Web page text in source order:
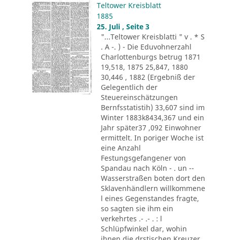
Teltower Kreisblatt
1885
25. Juli , Seite 3
"...Teltower Kreisblatti " v . * S
. A -. ) - Die Eduvohnerzahl
Charlottenburgs betrug 1871
19,518, 1875 25,847, 1880
30,446 , 1882 (Ergebniß der
Gelegentlich der
Steuereinschätzungen
Bernfsstatistih) 33,607 sind im
Winter 1883k8434,367 und ein
Jahr später37 ,092 Einwohner
ermittelt. In poriger Woche ist
eine Anzahl
Festungsgefangener von
Spandau nach Köln - . un --
Wasserstraßen boten dort den
Sklavenhändlern willkommene
l eines Gegenstandes fragte,
so sagten sie ihm ein
verkehrtes .- .- . : l
Schlüpfwinkel dar, wohin